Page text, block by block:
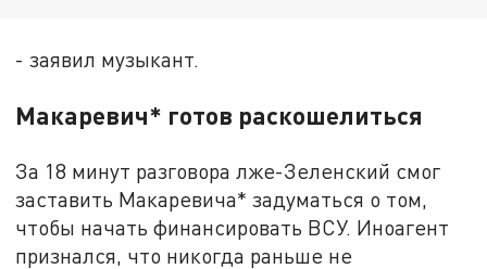
- заявил музыкант.
Макаревич* готов раскошелиться
За 18 минут разговора лже-Зеленский смог
заставить Макаревича* задуматься о том,
чтобы начать финансировать ВСУ. Иноагент
признался, что никогда раньше не